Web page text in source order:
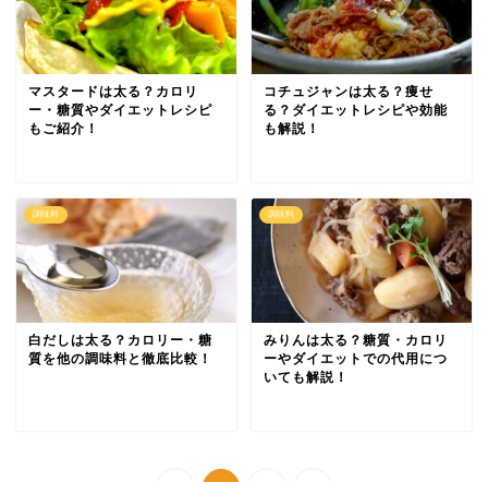
マスタードは太る？カロリ
ー・糖質やダイエットレシピ
もご紹介！
コチュジャンは太る？痩せ
る？ダイエットレシピや効能
も解説！
調味料
白だしは太る？カロリー・糖
質を他の調味料と徹底比較！
調味料
みりんは太る？糖質・カロリ
ーやダイエットでの代用につ
いても解説！